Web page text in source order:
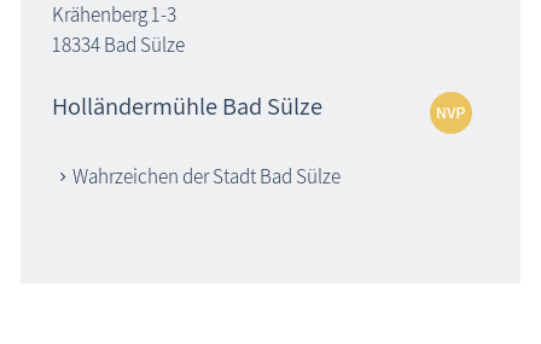
Krähenberg 1-3
18334 Bad Sülze
Holländermühle Bad Sülze
Wahrzeichen der Stadt Bad Sülze